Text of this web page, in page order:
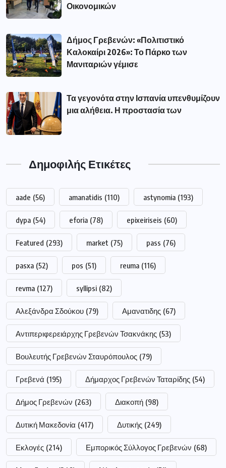
Οικονομικών
Δήμος Γρεβενών: «Πολιτιστικό
Καλοκαίρι 2026»: Το Πάρκο των
Μανιταριών γέμισε
Τα γεγονότα στην Ισπανία υπενθυμίζουν
μια αλήθεια. Η προστασία των
Δημοφιλής Ετικέτες
aade (56) amanatidis (110) astynomia (193)
dypa (54) eforia (78) epixeiriseis (60)
Featured (293) market (75) pass (76)
pasxa (52) pos (51) reuma (116)
revma (127) syllipsi (82)
Αλεξάνδρα Σδούκου (79) Αμανατιδης (67)
Αντιπεριφερειάρχης Γρεβενών Τσακνάκης (53)
Βουλευτής Γρεβενών Σταυρόπουλος (79)
Γρεβενά (195) Δήμαρχος Γρεβενών Ταταρίδης (54)
Δήμος Γρεβενών (263) Διακοπή (98)
Δυτική Μακεδονία (417) Δυτικής (249)
Εκλογές (214) Εμπορικός Σύλλογος Γρεβενών (68)